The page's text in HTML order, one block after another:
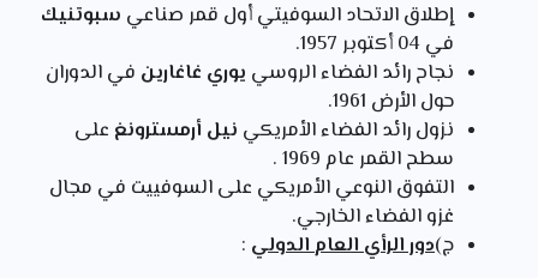
إطلاق الاتحاد السوفيتي أول قمر صناعي سبوتنيك
في 04 أكتوبر 1957.
نجاح رائد الفضاء الروسي يوري غاغارين في الدوران
حول الأرض 1961.
نزول رائد الفضاء الأمريكي نيل أرمسترونغ على
سطح القمر عام 1969 .
التفوق النوعي الأمريكي على السوفييت في مجال
غزو الفضاء الخارجي.
ج)دور الرأي العام الدولي :